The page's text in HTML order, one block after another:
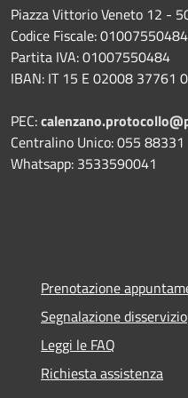
Piazza Vittorio Veneto 12 -
Codice Fiscale: 01007550484
Partita IVA: 01007550484
IBAN: IT 15 E 02008 37761
PEC:
Centralino Unico: 055 88331
Whatsapp: 3533590041
Prenotazione
Segnalazione disservizio
Leggi le FAQ
Richiesta assistenza